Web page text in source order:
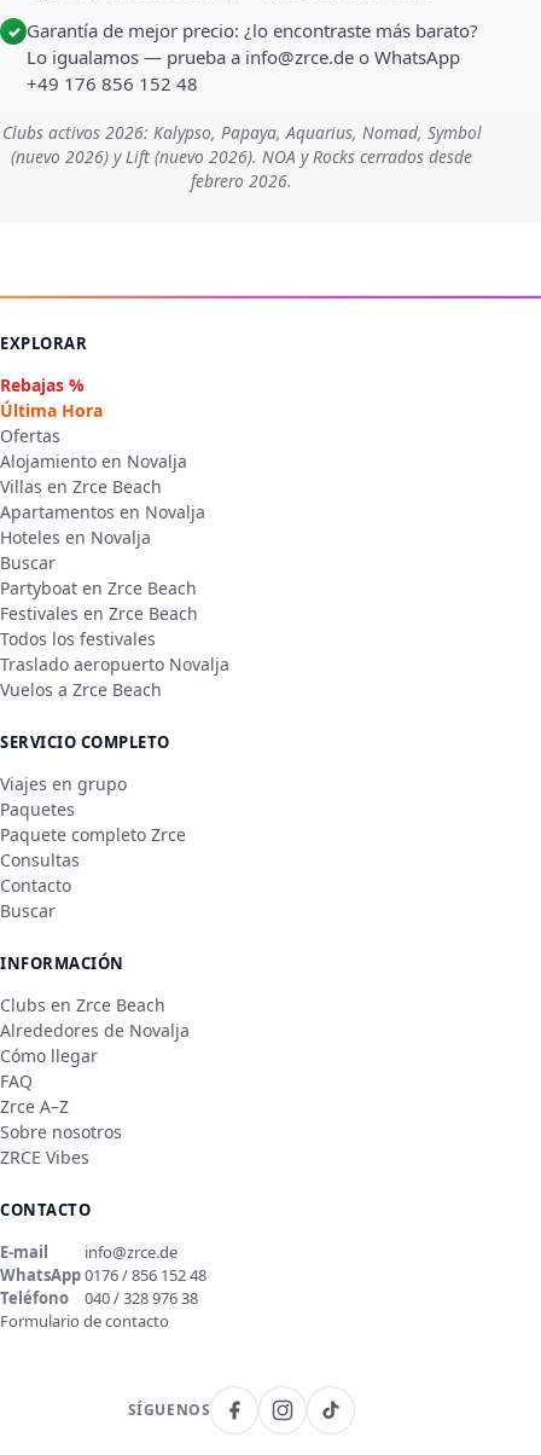
✓ Garantía de mejor precio: ¿lo encontraste más barato?
Lo igualamos — prueba a info@zrce.de o WhatsApp
+49 176 856 152 48
Clubs activos 2026: Kalypso, Papaya, Aquarius, Nomad, Symbol
(nuevo 2026) y Lift (nuevo 2026). NOA y Rocks cerrados desde
febrero 2026.
EXPLORAR
Rebajas %
Última Hora
Ofertas
Alojamiento en Novalja
Villas en Zrce Beach
Apartamentos en Novalja
Hoteles en Novalja
Buscar
Partyboat en Zrce Beach
Festivales en Zrce Beach
Todos los festivales
Traslado aeropuerto Novalja
Vuelos a Zrce Beach
SERVICIO COMPLETO
Viajes en grupo
Paquetes
Paquete completo Zrce
Consultas
Contacto
Buscar
INFORMACIÓN
Clubs en Zrce Beach
Alrededores de Novalja
Cómo llegar
FAQ
Zrce A–Z
Sobre nosotros
ZRCE Vibes
CONTACTO
E-mail
info@zrce.de
WhatsApp0176 / 856 152 48
Teléfono
040 / 328 976 38
Formulario de contacto
SÍGUENOS